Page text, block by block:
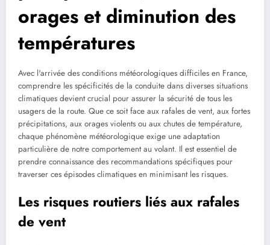
orages et diminution des
températures
Avec l'arrivée des conditions météorologiques difficiles en France,
comprendre les spécificités de la conduite dans diverses situations
climatiques devient crucial pour assurer la sécurité de tous les
usagers de la route. Que ce soit face aux rafales de vent, aux fortes
précipitations, aux orages violents ou aux chutes de température,
chaque phénomène météorologique exige une adaptation
particulière de notre comportement au volant. Il est essentiel de
prendre connaissance des recommandations spécifiques pour
traverser ces épisodes climatiques en minimisant les risques.
Les risques routiers liés aux rafales
de vent